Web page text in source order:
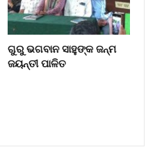
ଗୁରୁ ଭଗବାନ ସାହୁଙ୍କ ଜନ୍ମ
ଜୟନ୍ତୀ ପାଳିତ